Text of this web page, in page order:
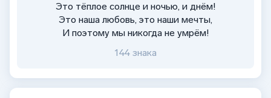
Это тёплое солнце и ночью, и днём!
Это наша любовь, это наши мечты,
И поэтому мы никогда не умрём!
144 знака